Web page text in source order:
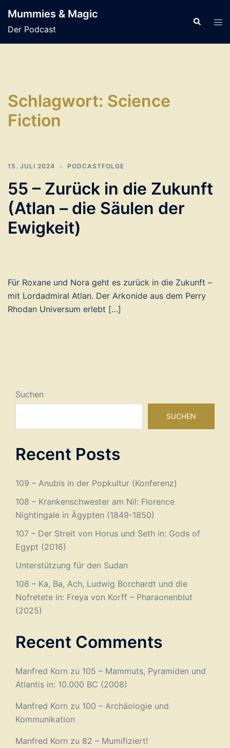
Inhalt
springen
Mummies & Magic
Der Podcast
Suche
Schlagwort: Science
Fiction
15. JULI 2024 PODCASTFOLGE
55 – Zurück in die Zukunft
(Atlan – die Säulen der
Ewigkeit)
Für Roxane und Nora geht es zurück in die Zukunft –
mit Lordadmiral Atlan. Der Arkonide aus dem Perry
Rhodan Universum erlebt […]
Suchen
SUCHEN
Recent Posts
109 – Anubis in der Popkultur (Konferenz)
108 – Krankenschwester am Nil: Florence
Nightingale in Ägypten (1849-1850)
107 – Der Streit von Horus und Seth in: Gods of
Egypt (2016)
Unterstützung für den Sudan
106 – Ka, Ba, Ach, Ludwig Borchardt und die
Nofretete in: Freya von Korff – Pharaonenblut
(2025)
Recent Comments
Manfred Korn zu 105 – Mammuts, Pyramiden und
Atlantis in: 10.000 BC (2008)
Manfred Korn zu 100 – Archäologie und
Kommunikation
Manfred Korn zu 82 – Mumifiziert!